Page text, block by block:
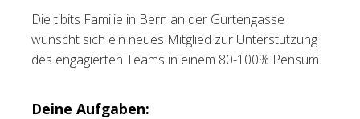
Login
Die tibits Familie in Bern an der Gurtengasse
wünscht sich ein neues Mitglied zur Unterstützung
des engagierten Teams in einem 80-100% Pensum.
Deine Aufgaben: